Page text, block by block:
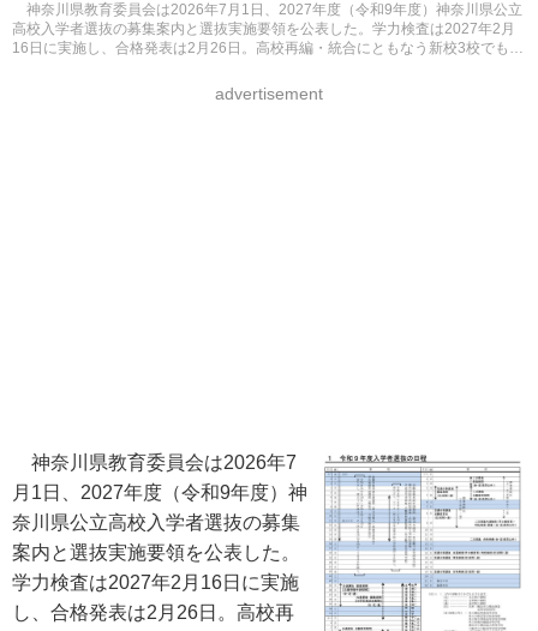
神奈川県教育委員会は2026年7月1日、2027年度（令和9年度）神奈川県公立
高校入学者選抜の募集案内と選抜実施要領を公表した。学力検査は2027年2月
16日に実施し、合格発表は2月26日。高校再編・統合にともなう新校3校でも募
advertisement
神奈川県教育委員会は2026年7
月1日、2027年度（令和9年度）神
奈川県公立高校入学者選抜の募集
案内と選抜実施要領を公表した。
学力検査は2027年2月16日に実施
し、合格発表は2月26日。高校再